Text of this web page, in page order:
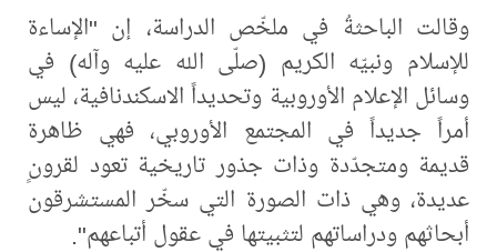
وقالت الباحثةُ في ملخّص الدراسة، إن "الإساءة
للإسلام ونبيّه الكريم (صلّى الله عليه وآله) في
وسائل الإعلام الأوروبية وتحديداً الاسكندنافية، ليس
أمراً جديداً في المجتمع الأوروبي، فهي ظاهرة
قديمة ومتجدّدة وذات جذور تاريخية تعود لقرونٍ
عديدة، وهي ذات الصورة التي سخّر المستشرقون
أبحاثهم ودراساتهم لتثبيتها في عقول أتباعهم".